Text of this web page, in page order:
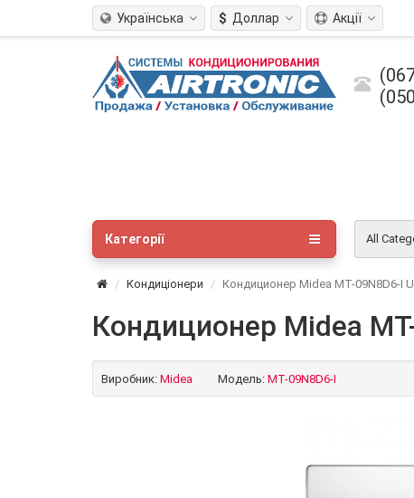
Українська $ Доллар Акції
All
Категорії
Кондиціонери Кондиционер Midea MT-09N8D6-I
Кондиционер Midea
Виробник: Midea Модель: MT-09N8D6-I